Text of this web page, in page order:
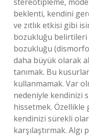
beklenti, kendini
ve zıtlık etkisi gibi
bozukluğu belirtileri
bozukluğu
daha büyük olarak
tanımak. Bu
kullanmamak. Var
nedeniyle kendinizi
hissetmek. Özellikle
kendinizi sürekli
karşılaştırmak.